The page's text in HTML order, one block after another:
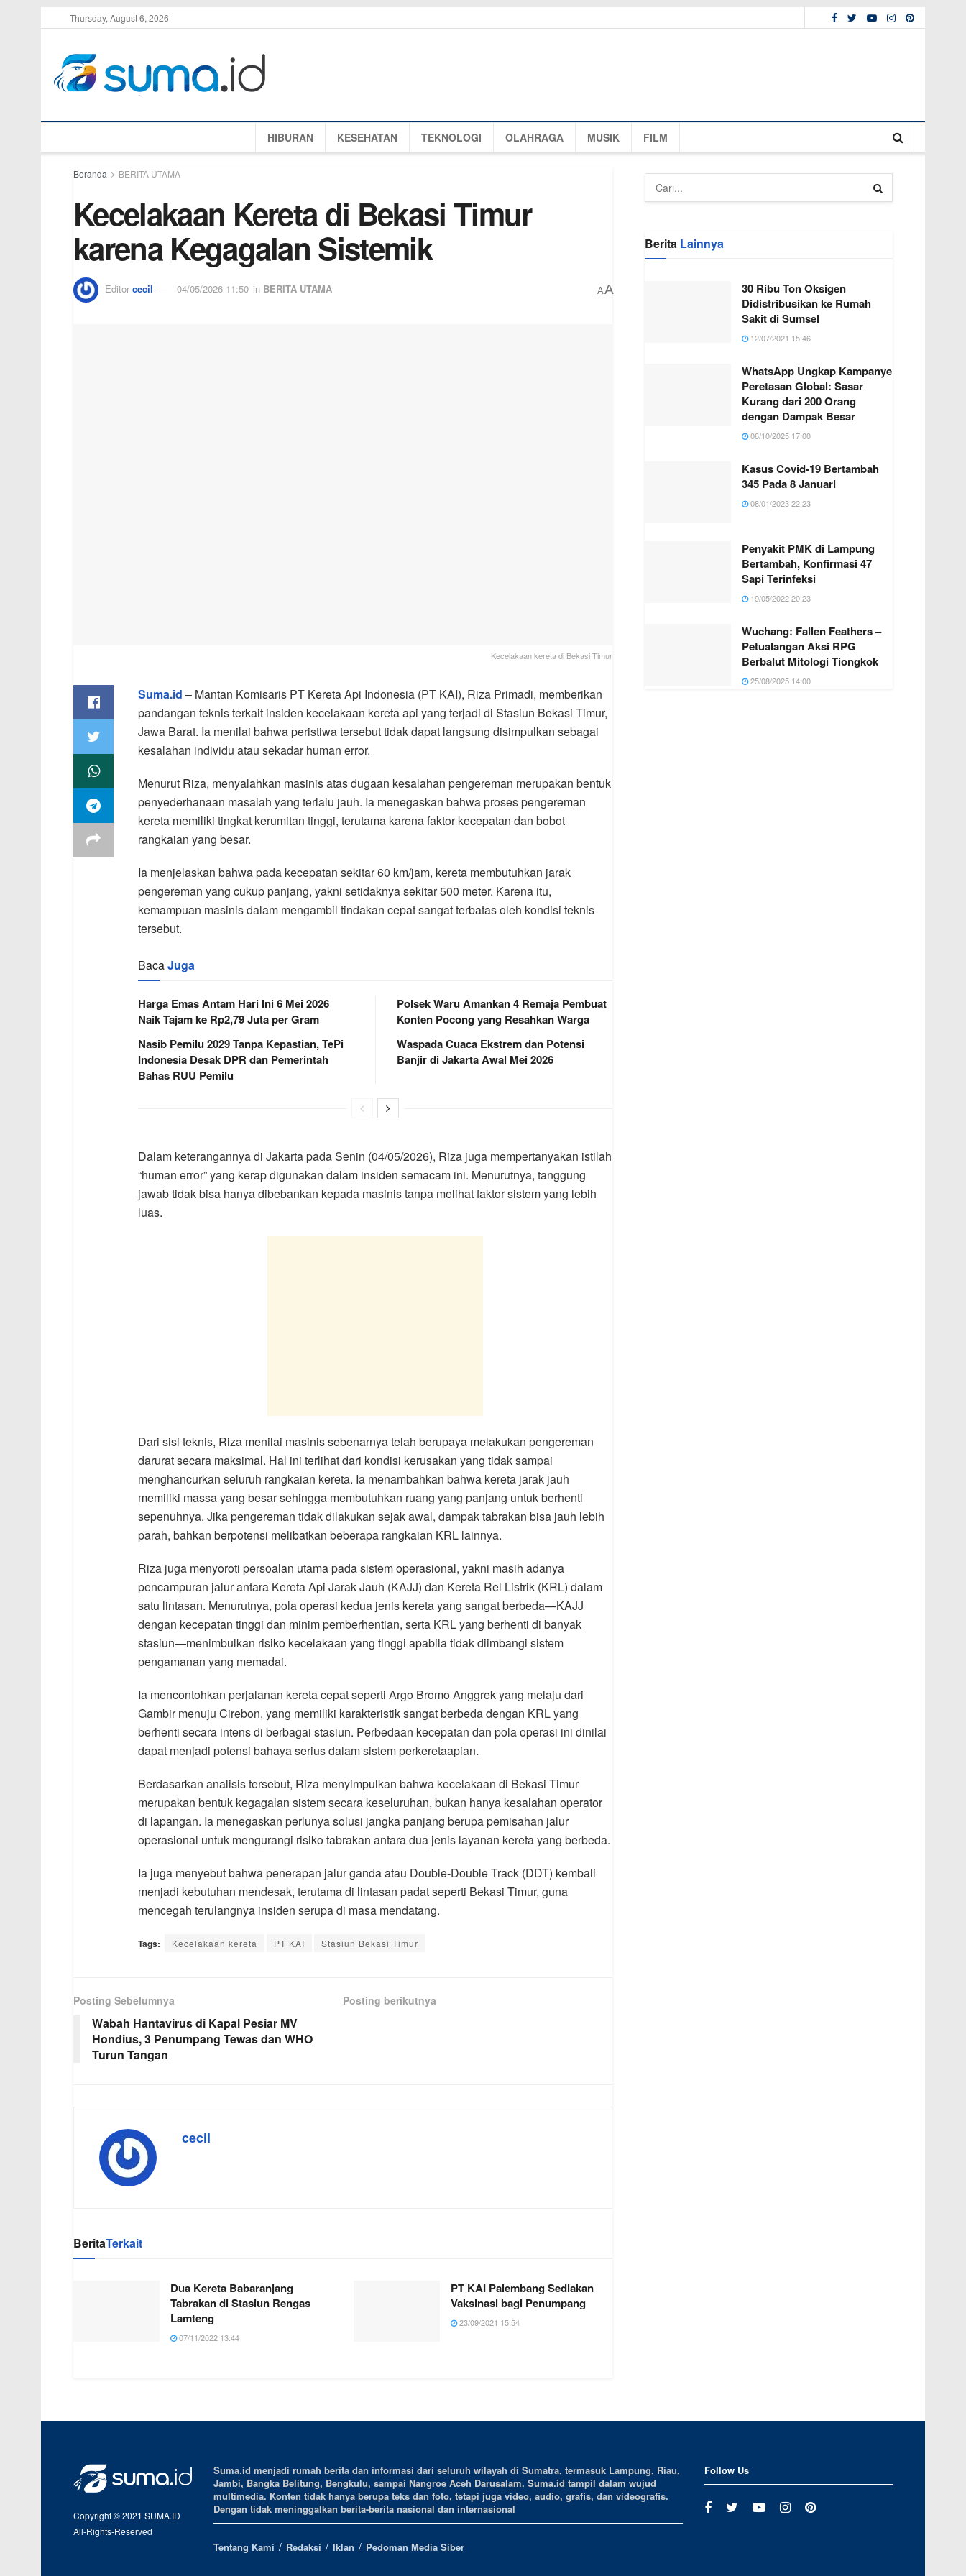
Thursday, August 6, 2026
HIBURAN KESEHATAN TEKNOLOGI OLAHRAGA MUSIK FILM
Beranda BERITA UTAMA
Kecelakaan Kereta di Bekasi Timur
karena Kegagalan Sistemik
Editor cecil 04/05/2026 11:50 in BERITA UTAMA AA
Kecelakaan kereta di Bekasi Timur
Suma.id – Mantan Komisaris PT Kereta Api Indonesia (PT KAI), Riza Primadi, memberikan
pandangan teknis terkait insiden kecelakaan kereta api yang terjadi di Stasiun Bekasi Timur,
Jawa Barat. Ia menilai bahwa peristiwa tersebut tidak dapat langsung disimpulkan sebagai
kesalahan individu atau sekadar human error.
Menurut Riza, menyalahkan masinis atas dugaan kesalahan pengereman merupakan bentuk
penyederhanaan masalah yang terlalu jauh. Ia menegaskan bahwa proses pengereman
kereta memiliki tingkat kerumitan tinggi, terutama karena faktor kecepatan dan bobot
rangkaian yang besar.
Ia menjelaskan bahwa pada kecepatan sekitar 60 km/jam, kereta membutuhkan jarak
pengereman yang cukup panjang, yakni setidaknya sekitar 500 meter. Karena itu,
kemampuan masinis dalam mengambil tindakan cepat sangat terbatas oleh kondisi teknis
tersebut.
BacaJuga
Harga Emas Antam Hari Ini 6 Mei 2026
Naik Tajam ke Rp2,79 Juta per Gram
Nasib Pemilu 2029 Tanpa Kepastian, TePi
Indonesia Desak DPR dan Pemerintah
Bahas RUU Pemilu
Polsek Waru Amankan 4 Remaja Pembuat
Konten Pocong yang Resahkan Warga
Waspada Cuaca Ekstrem dan Potensi
Banjir di Jakarta Awal Mei 2026
Dalam keterangannya di Jakarta pada Senin (04/05/2026), Riza juga mempertanyakan istilah
“human error” yang kerap digunakan dalam insiden semacam ini. Menurutnya, tanggung
jawab tidak bisa hanya dibebankan kepada masinis tanpa melihat faktor sistem yang lebih
luas.
Dari sisi teknis, Riza menilai masinis sebenarnya telah berupaya melakukan pengereman
darurat secara maksimal. Hal ini terlihat dari kondisi kerusakan yang tidak sampai
menghancurkan seluruh rangkaian kereta. Ia menambahkan bahwa kereta jarak jauh
memiliki massa yang besar sehingga membutuhkan ruang yang panjang untuk berhenti
sepenuhnya. Jika pengereman tidak dilakukan sejak awal, dampak tabrakan bisa jauh lebih
parah, bahkan berpotensi melibatkan beberapa rangkaian KRL lainnya.
Riza juga menyoroti persoalan utama pada sistem operasional, yakni masih adanya
pencampuran jalur antara Kereta Api Jarak Jauh (KAJJ) dan Kereta Rel Listrik (KRL) dalam
satu lintasan. Menurutnya, pola operasi kedua jenis kereta yang sangat berbeda—KAJJ
dengan kecepatan tinggi dan minim pemberhentian, serta KRL yang berhenti di banyak
stasiun—menimbulkan risiko kecelakaan yang tinggi apabila tidak diimbangi sistem
pengamanan yang memadai.
Ia mencontohkan perjalanan kereta cepat seperti Argo Bromo Anggrek yang melaju dari
Gambir menuju Cirebon, yang memiliki karakteristik sangat berbeda dengan KRL yang
berhenti secara intens di berbagai stasiun. Perbedaan kecepatan dan pola operasi ini dinilai
dapat menjadi potensi bahaya serius dalam sistem perkeretaapian.
Berdasarkan analisis tersebut, Riza menyimpulkan bahwa kecelakaan di Bekasi Timur
merupakan bentuk kegagalan sistem secara keseluruhan, bukan hanya kesalahan operator
di lapangan. Ia menegaskan perlunya solusi jangka panjang berupa pemisahan jalur
operasional untuk mengurangi risiko tabrakan antara dua jenis layanan kereta yang berbeda.
Ia juga menyebut bahwa penerapan jalur ganda atau Double-Double Track (DDT) kembali
menjadi kebutuhan mendesak, terutama di lintasan padat seperti Bekasi Timur, guna
mencegah terulangnya insiden serupa di masa mendatang.
Tags: Kecelakaan kereta PT KAI Stasiun Bekasi Timur
Posting Sebelumnya
Wabah Hantavirus di Kapal Pesiar MV
Hondius, 3 Penumpang Tewas dan WHO
Turun Tangan
Posting berikutnya
cecil
BeritaTerkait
Dua Kereta Babaranjang
Tabrakan di Stasiun Rengas
Lamteng
07/11/2022 13:44
PT KAI Palembang Sediakan
Vaksinasi bagi Penumpang
23/09/2021 15:54
Berita Lainnya
30 Ribu Ton Oksigen
Didistribusikan ke Rumah
Sakit di Sumsel
12/07/2021 15:46
WhatsApp Ungkap Kampanye
Peretasan Global: Sasar
Kurang dari 200 Orang
dengan Dampak Besar
06/10/2025 17:00
Kasus Covid-19 Bertambah
345 Pada 8 Januari
08/01/2023 22:23
Penyakit PMK di Lampung
Bertambah, Konfirmasi 47
Sapi Terinfeksi
19/05/2022 20:23
Wuchang: Fallen Feathers –
Petualangan Aksi RPG
Berbalut Mitologi Tiongkok
25/08/2025 14:00
Copyright © 2021 SUMA.ID
All-Rights-Reserved
Suma.id menjadi rumah berita dan informasi dari seluruh wilayah di Sumatra, termasuk Lampung, Riau,
Jambi, Bangka Belitung, Bengkulu, sampai Nangroe Aceh Darusalam. Suma.id tampil dalam wujud
multimedia. Konten tidak hanya berupa teks dan foto, tetapi juga video, audio, grafis, dan videografis.
Dengan tidak meninggalkan berita-berita nasional dan internasional
Tentang Kami Redaksi Iklan Pedoman Media Siber
Follow Us